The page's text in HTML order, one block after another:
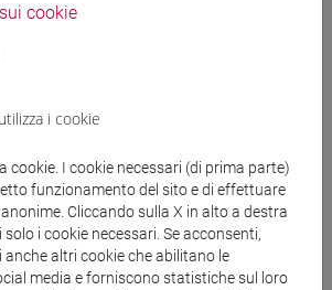
e percorsi
CULTURE E SOCIETÀ DELL'ASIA
MEDITERRANEA - Laurea
cookie
i cookie
cookie. I cookie necessari (di prima parte)
funzionamento del sito e di effettuare
Cliccando sulla X in alto a destra
i cookie necessari. Se acconsenti,
altri cookie che abilitano le
media e forniscono statistiche sul loro